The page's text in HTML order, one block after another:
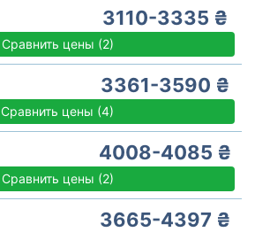
3110-3335 ₴
Сравнить цены (2)
3361-3590 ₴
Сравнить цены (4)
4008-4085 ₴
Сравнить цены (2)
3665-4397 ₴